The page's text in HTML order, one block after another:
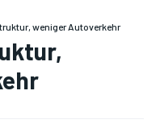
weniger Autoverkehr